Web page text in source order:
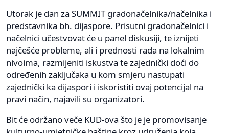
Utorak je dan za SUMMIT gradonačelnika/načelnika i
predstavnika bh. dijaspore. Prisutni gradonačelnici i
načelnici učestvovat će u panel diskusiji, te iznijeti
najčešće probleme, ali i prednosti rada na lokalnim
nivoima, razmijeniti iskustva te zajednički doći do
određenih zaključaka u kom smjeru nastupati
zajednički ka dijaspori i iskoristiti ovaj potencijal na
pravi način, najavili su organizatori.
Bit će održano veče KUD-ova što je je promovisanje